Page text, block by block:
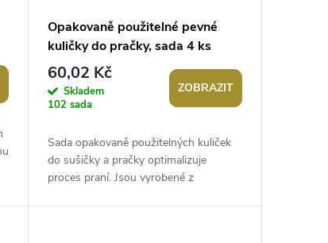
Opakovaně použitelné pevné
kuličky do pračky, sada 4 ks
60,02 Kč
Skladem
102 sada
ZOBRAZIT
Sada opakovaně použitelných kuliček
do sušičky a pračky optimalizuje
proces praní. Jsou vyrobené z